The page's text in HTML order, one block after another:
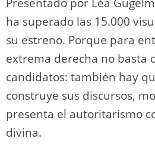
ha superado las 15.000
su estreno. Porque para
extrema derecha no basta
candidatos: también hay
construye sus discursos,
presenta el autoritarismo
divina.